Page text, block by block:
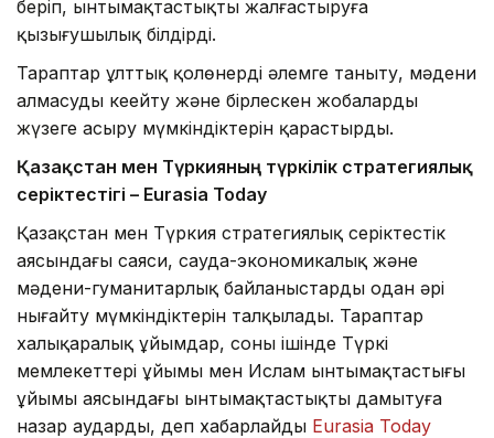
беріп, ынтымақтастықты жалғастыруға
қызығушылық білдірді.
Тараптар ұлттық қолөнерді әлемге таныту, мәдени
алмасуды кеңейту және бірлескен жобаларды
жүзеге асыру мүмкіндіктерін қарастырды.
Қазақстан мен Түркияның түркілік стратегиялық
серіктестігі – Eurasia Today
Қазақстан мен Түркия стратегиялық серіктестік
аясындағы саяси, сауда-экономикалық және
мәдени-гуманитарлық байланыстарды одан әрі
нығайту мүмкіндіктерін талқылады. Тараптар
халықаралық ұйымдар, соның ішінде Түркі
мемлекеттері ұйымы мен Ислам ынтымақтастығы
ұйымы аясындағы ынтымақтастықты дамытуға
назар аударды, деп хабарлайды Eurasia Today